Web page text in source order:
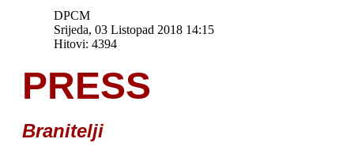
DPCM
Srijeda, 03 Listopad 2018 14:15
Hitovi: 4394
PRESS
Branitelji